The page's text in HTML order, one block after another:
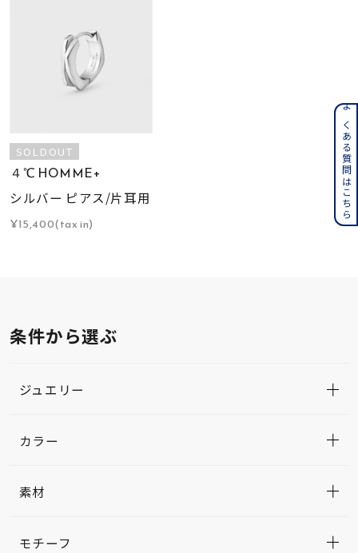
SOLDOUT
４℃ HOMME+
シルバー ピアス/片耳用
¥15,400(tax in)
条件から選ぶ
ジュエリー
カラー
素材
モチーフ
よくある質問はこちら